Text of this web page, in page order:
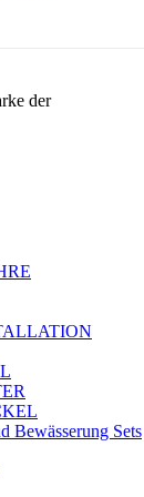
der
Bewässerung Sets